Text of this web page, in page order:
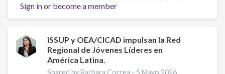
del
Manual
la
Pastoral
Latinoamericana
de
Sign inor become a member
ISSUP y OEA/CICAD impulsan la Red
Regional de Jóvenes Líderes en
América Latina.
Shared by Barbara Correa - 5 Mayo 2026